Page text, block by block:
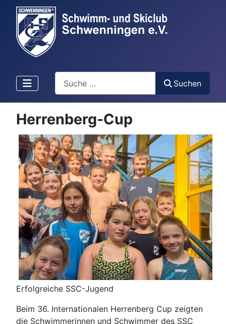
Suchen
Herrenberg-Cup
Erfolgreiche SSC-Jugend
Beim 36. Internationalen Herrenberg Cup zeigten
die Schwimmerinnen und Schwimmer des SSC